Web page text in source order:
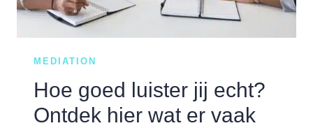
MEDIATION
Hoe goed luister jij echt?
Ontdek hier wat er vaak